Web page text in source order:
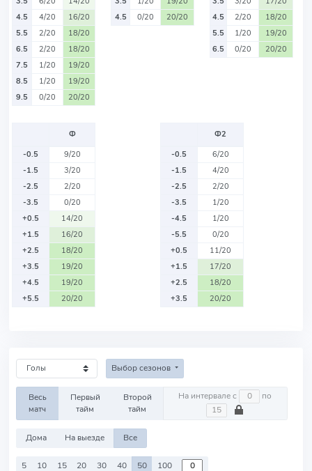
4.5
4/20
16/20
5.5
2/20
18/20
6.5
2/20
18/20
7.5
1/20
19/20
8.5
1/20
19/20
9.5
0/20 20/20
4.5
0/20 20/20
4.5
2/20
18/20
5.5
1/20
19/20
6.5
0/20 20/20
Ф
-0.5
9/20
-1.5
3/20
-2.5
2/20
-3.5
0/20
+0.5
14/20
+1.5
16/20
+2.5
18/20
+3.5
19/20
+4.5
19/20
+5.5
20/20
Ф2
-0.5
6/20
-1.5
4/20
-2.5
2/20
-3.5
1/20
-4.5
1/20
-5.5
0/20
+0.5
11/20
+1.5
17/20
+2.5
18/20
+3.5
20/20
Выбор сезонов
Весь
матч
Первый
тайм
Второй
тайм
На интервале с по
Дома На выезде Все
5 10 15 20 30 40 50 100